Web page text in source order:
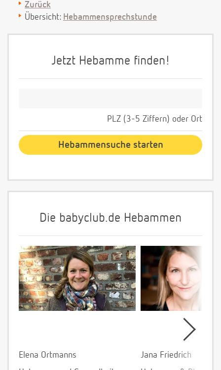
Zurück
Übersicht: Hebammensprechstunde
Jetzt Hebamme finden!
PLZ (3-5 Ziffern) oder Ort
Die babyclub.de Hebammen
Elena Ortmanns
Jana Friedrich